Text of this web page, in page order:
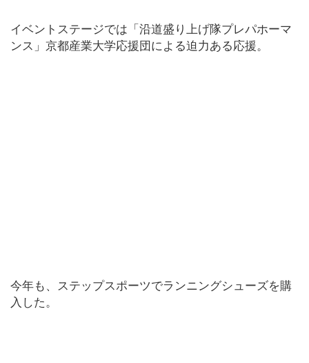
イベントステージでは「沿道盛り上げ隊プレパホーマ
ンス」京都産業大学応援団による迫力ある応援。
今年も、ステップスポーツでランニングシューズを購
入した。